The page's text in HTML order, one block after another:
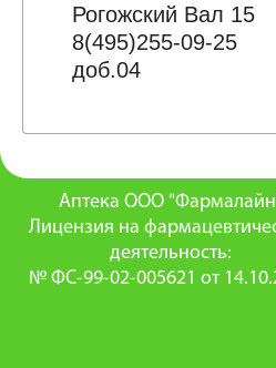
Рогожский Вал 15
8(495)255-09-25
доб.04
Аптека ООО
Лицензия на
деятельность:
№ ФС-99-02-005621 от